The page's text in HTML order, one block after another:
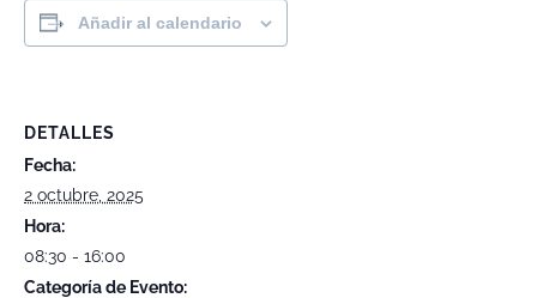
Añadir al calendario
DETALLES
Fecha:
2 octubre, 2025
Hora:
08:30 - 16:00
Categoría de Evento: